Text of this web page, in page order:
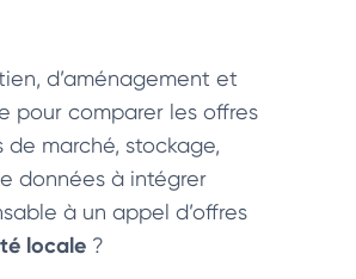
d’aménagement et
pour comparer les offres
de marché, stockage,
données à intégrer
à un appel d’offres
locale ?